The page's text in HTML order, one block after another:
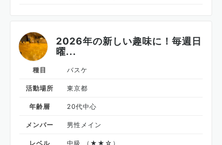
2026年の新しい趣味に！毎週日
曜...
種目 バスケ
活動場所 東京都
年齢層 20代中心
メンバー 男性メイン
レベル 中級 （★★☆）